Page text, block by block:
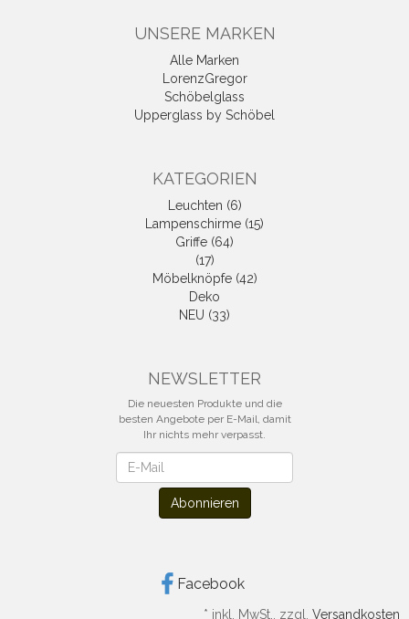
UNSERE MARKEN
Alle Marken
LorenzGregor
Schöbelglass
Upperglass by Schöbel
KATEGORIEN
Leuchten (6)
Lampenschirme (15)
Griffe (64)
(17)
Möbelknöpfe (42)
Deko
NEU (33)
NEWSLETTER
Die neuesten Produkte und die
besten Angebote per E-Mail, damit
Ihr nichts mehr verpasst.
Abonnieren
Facebook
* inkl. MwSt., zzgl. Versandkosten